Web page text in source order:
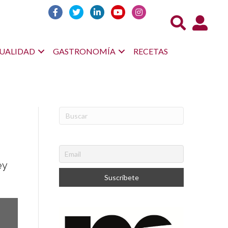
Acceso
GASTRONOMÍA RECETAS